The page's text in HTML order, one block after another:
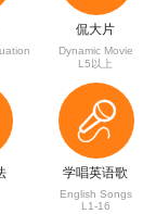
侃大片
Dynamic Movie
L5以上

学唱英语歌
English Songs
L1-16